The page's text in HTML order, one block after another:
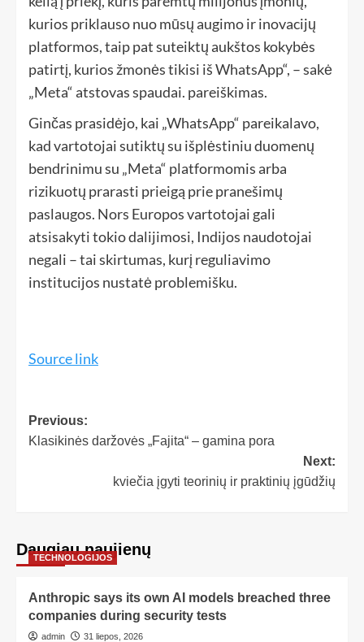
kurios priklauso nuo mūsų augimo ir inovacijų
platformos, taip pat suteiktų aukštos kokybės
patirtį, kurios žmonės tikisi iš WhatsApp“, – sakė
„Meta“ atstovas spaudai. pareiškimas.
Ginčas prasidėjo, kai „WhatsApp“ pareikalavo,
kad vartotojai sutiktų su išplėstiniu duomenų
bendrinimu su „Meta“ platformomis arba
rizikuotų prarasti prieigą prie pranešimų
paslaugos. Nors Europos vartotojai gali
atsisakyti tokio dalijimosi, Indijos naudotojai
negali – tai skirtumas, kurį reguliavimo
institucijos nustatė problemišku.
Source link
Previous:
Klasikinės daržovės „Fajita“ – gamina pora
Next:
kviečia įgyti teorinių ir praktinių įgūdžių
Daugiau naujienų
TECHNOLOGIJOS
Anthropic says its own AI models breached three
companies during security tests
admin
31 liepos, 2026